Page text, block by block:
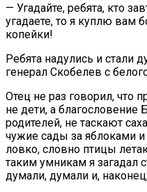
— Угадайте, ребята, кто
угадаете, то я куплю вам
копейки!
Ребята надулись и стали
генерал Скобелев с
Отец не раз говорил, что
не дети, а благословение
родителей, не таскают
чужие сады за яблоками и
ловко, словно птицы
таким умникам я загадал
думали, думали и,